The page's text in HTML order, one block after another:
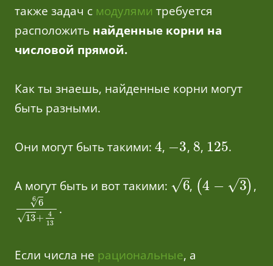
также задач с модулями требуется
расположить найденные корни на
числовой прямой.
Как ты знаешь, найденные корни могут
быть разными.
Они могут быть такими: 4, −3, 8, 125.
А могут быть и вот такими: 6
–
√ , (4 − 3
–
√ ),
6
√
6
13
√ + 4
13
.
Если числа не рациональные, а